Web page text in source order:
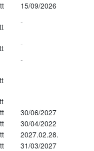
15/09/2026
-
-
-
30/06/2027
30/04/2022
2027.02.28.
31/03/2027